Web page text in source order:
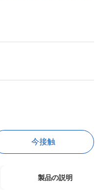
今接触
製品の説明